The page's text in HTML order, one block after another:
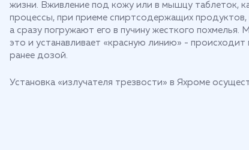
жизни. Вживление под кожу или в мышцу таблеток,
процессы, при приеме спиртсодержащих
а сразу погружают его в пучину жесткого
это и устанавливает «красную линию» -
ранее дозой.
Установка «излучателя трезвости» в Яхроме